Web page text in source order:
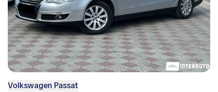
Volkswagen Passat